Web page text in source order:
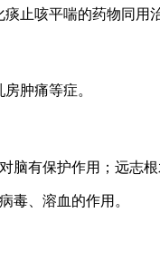
止咳平喘的药物同用
肿痛等症。
有保护作用；远志
毒、溶血的作用。